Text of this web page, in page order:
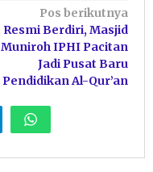
Pos berikutnya
Resmi Berdiri, Masjid
Muniroh IPHI Pacitan
Jadi Pusat Baru
Pendidikan Al-Qur’an